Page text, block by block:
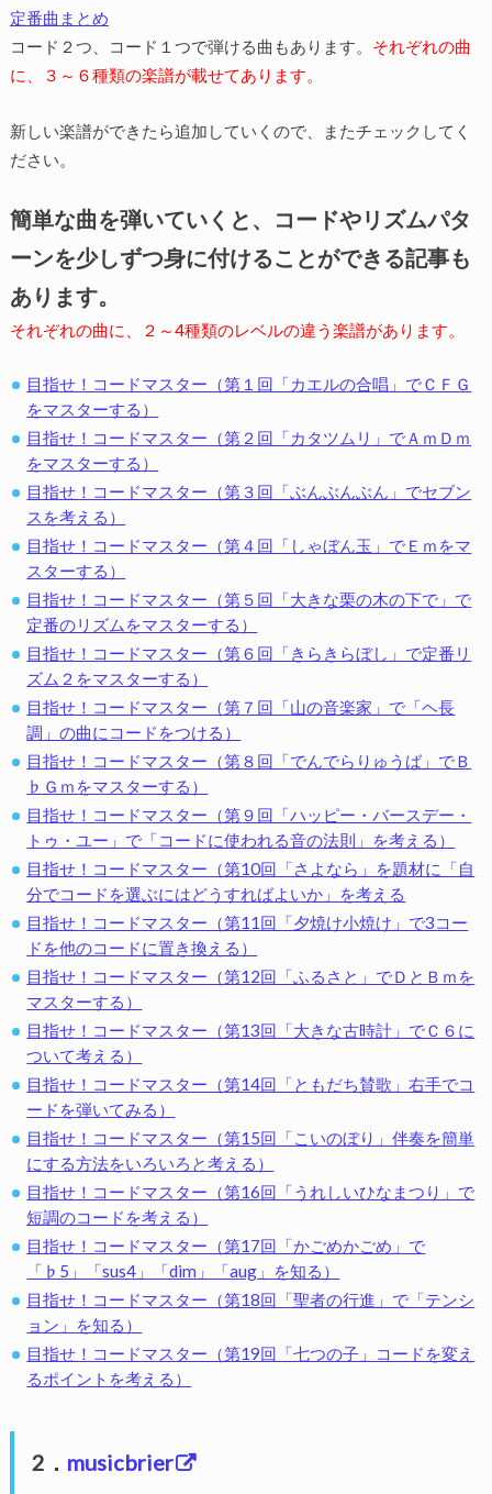
定番曲まとめ
コード２つ、コード１つで弾ける曲もあります。 それぞれの曲
に、３～６種類の楽譜が載せてあります。
新しい楽譜ができたら追加していくので、またチェックしてく
ださい。
簡単な曲を弾いていくと、コードやリズムパタ
ーンを少しずつ身に付けることができる記事も
あります。
それぞれの曲に、２～4種類のレベルの違う楽譜があります。
目指せ！コードマスター（第１回「カエルの合唱」でＣＦＧ
をマスターする）
目指せ！コードマスター（第２回「カタツムリ」でＡｍＤｍ
をマスターする）
目指せ！コードマスター（第３回「ぶんぶんぶん」でセブン
スを考える）
目指せ！コードマスター（第４回「しゃぼん玉」でＥｍをマ
スターする）
目指せ！コードマスター（第５回「大きな栗の木の下で」で
定番のリズムをマスターする）
目指せ！コードマスター（第６回「きらきらぼし」で定番リ
ズム２をマスターする）
目指せ！コードマスター（第７回「山の音楽家」で「ヘ長
調」の曲にコードをつける）
目指せ！コードマスター（第８回「でんでらりゅうば」でＢ
♭Ｇｍをマスターする）
目指せ！コードマスター（第９回「ハッピー・バースデー・
トゥ・ユー」で「コードに使われる音の法則」を考える）
目指せ！コードマスター（第10回「さよなら」を題材に「自
分でコードを選ぶにはどうすればよいか」を考える
目指せ！コードマスター（第11回「夕焼け小焼け」で3コー
ドを他のコードに置き換える）
目指せ！コードマスター（第12回「ふるさと」でＤとＢｍを
マスターする）
目指せ！コードマスター（第13回「大きな古時計」でＣ６に
ついて考える）
目指せ！コードマスター（第14回「ともだち賛歌」右手でコ
ードを弾いてみる）
目指せ！コードマスター（第15回「こいのぼり」伴奏を簡単
にする方法をいろいろと考える）
目指せ！コードマスター（第16回「うれしいひなまつり」で
短調のコードを考える）
目指せ！コードマスター（第17回「かごめかごめ」で
「♭5」「sus4」「dim」「aug」を知る）
目指せ！コードマスター（第18回「聖者の行進」で「テンシ
ョン」を知る）
目指せ！コードマスター（第19回「七つの子」コードを変え
るポイントを考える）
2． musicbrier